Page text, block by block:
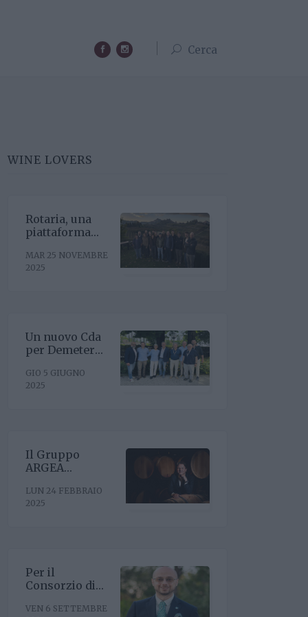
Cerca
WINE LOVERS
Rotaria, una
piattaforma
nel cuore del
Roero
MAR 25 NOVEMBRE
2025
Un nuovo Cda
per Demeter
riconferma del
presidente
GIO 5 GIUGNO
2025
Il Gruppo
ARGEA
WinesU con
l'obiettivo di
LUN 24 FEBBRAIO
2025
Per il
Consorzio di
Oltrepò Pavese
VEN 6 SETTEMBRE